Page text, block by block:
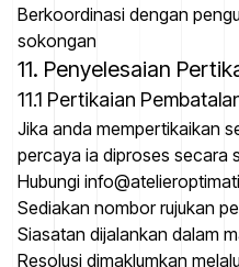
Berkoordinasi dengan
sokongan
11. Penyelesaian
11.1 Pertikaian
Jika anda mempertikaikan
percaya ia diproses secara
Hubungi
Sediakan nombor rujukan
Siasatan dijalankan dalam
Resolusi dimaklumkan